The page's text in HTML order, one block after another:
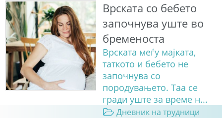
Врската со бебето
започнува уште во
бременоста
Врската меѓу мајката,
таткото и бебето не
започнува со
породувањето. Таа се
гради уште за време н...
Дневник на трудници